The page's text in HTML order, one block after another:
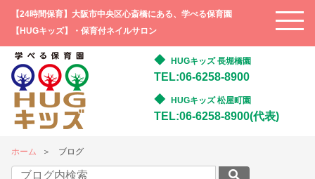
【24時間保育】大阪市中央区心斎橋にある、学べる保育園
【HUGキッズ】・保育付ネイルサロン
HUGキッズ 長堀橋園
TEL:06-6258-8900
HUGキッズ 松屋町園
TEL:06-6258-8900(代表)
ホーム ブログ